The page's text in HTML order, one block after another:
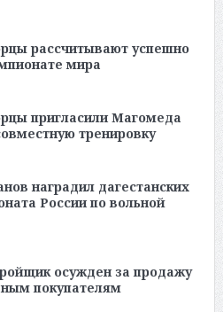
рассчитывают успешно
мира
пригласили Магомеда
тренировку
наградил дагестанских
России по вольной
осужден за продажу
покупателям